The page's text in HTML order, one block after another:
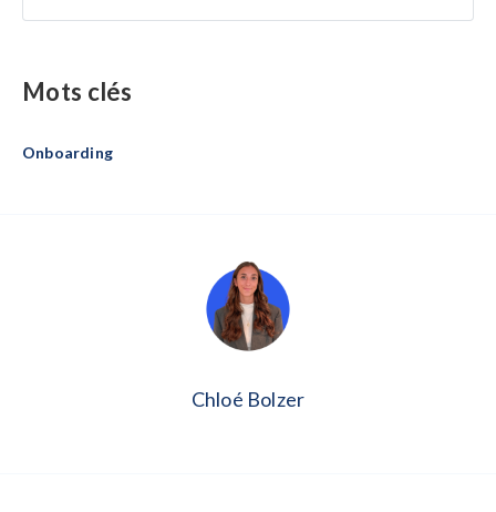
Mots clés
Onboarding
Chloé Bolzer